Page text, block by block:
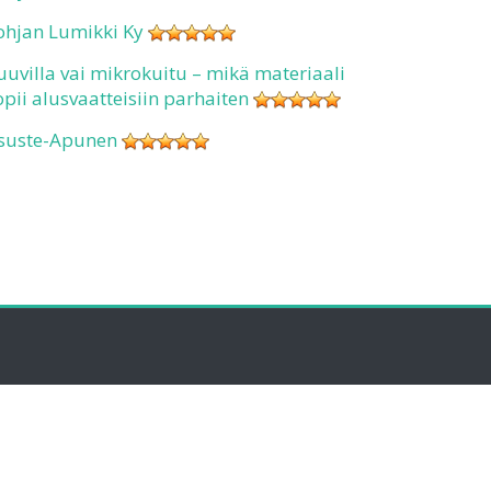
Lumikki Ky
vai mikrokuitu – mikä materiaali
alusvaatteisiin parhaiten
Apunen